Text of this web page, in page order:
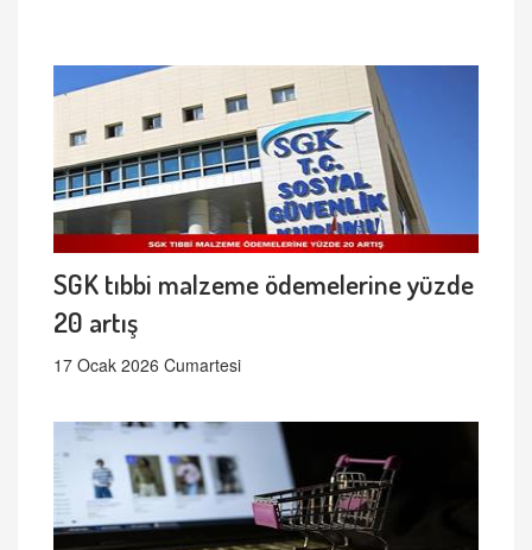
SGK tıbbi malzeme ödemelerine yüzde
20 artış
17 Ocak 2026 Cumartesi